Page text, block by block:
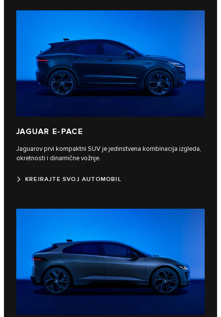
JAGUAR E-PACE
Jaguarov prvi kompaktni SUV je jedinstvena kombinacija izgleda,
okretnosti i dinamične vožnje.
KREIRAJTE SVOJ AUTOMOBIL